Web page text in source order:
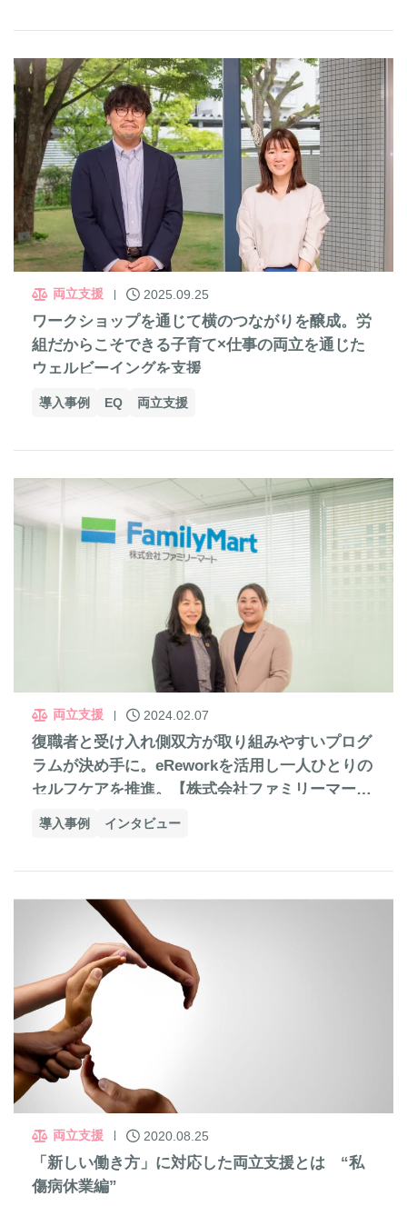
両立支援 2025.09.25
ワークショップを通じて横のつながりを醸成。労
組だからこそできる子育て×仕事の両立を通じた
ウェルビーイングを支援
導入事例 EQ 両立支援
両立支援 2024.02.07
復職者と受け入れ側双方が取り組みやすいプログ
ラムが決め手に。eReworkを活用し一人ひとりの
セルフケアを推進。【株式会社ファミリーマート
様】
導入事例 インタビュー
両立支援 2020.08.25
「新しい働き方」に対応した両立支援とは “私
傷病休業編”